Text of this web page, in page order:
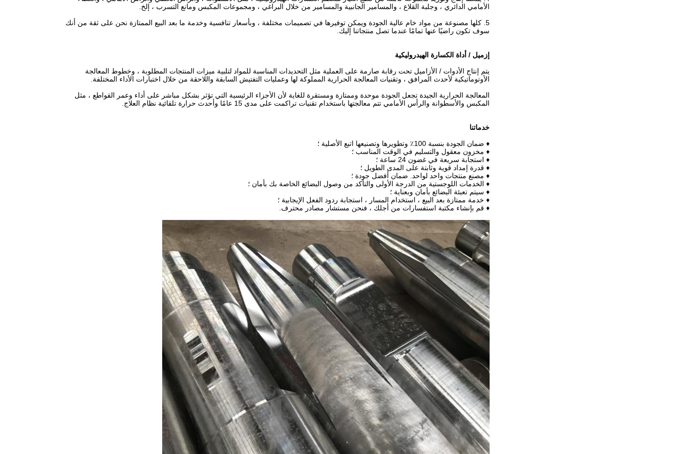
الأمامي الدائري ، وجلبة القلاع ، والمسامير الجانبية والمسامير من خلال البراغي ، ومجموعات المكبس ومانع التسرب ، إلخ.
5. كلها مصنوعة من مواد خام عالية الجودة ويمكن توفيرها في تصميمات مختلفة ، وبأسعار تنافسية وخدمة ما بعد البيع الممتازة نحن على ثقة من أنك
سوف تكون راضيًا عنها تمامًا عندما تصل منتجاتنا إليك.
إزميل / أداة الكسارة الهيدروليكية
يتم إنتاج الأدوات / الأزاميل تحت رقابة صارمة على العملية مثل التحديدات المناسبة للمواد لتلبية ميزات المنتجات المطلوبة ، وخطوط المعالجة
الأوتوماتيكية لأحدث المرافق ، وتقنيات المعالجة الحرارية المملوكة لها وعمليات التفتيش السابقة واللاحقة من خلال اختبارات الأداء المختلفة.
المعالجة الحرارية الجيدة تجعل الجودة موحدة وممتازة ومستقرة للغاية لأن الأجزاء الرئيسية التي تؤثر بشكل مباشر على أداء وعمر القواطع ، مثل
المكبس والأسطوانة والرأس الأمامي تتم معالجتها باستخدام تقنيات تراكمت على مدى 15 عامًا وأحدث حرارة تلقائية نظام العلاج.
خدماتنا
♦ ضمان الجودة بنسبة 100٪ وتطويرها وتصنيعها اتبع الأصلية ؛
♦ مخزون معقول والتسليم في الوقت المناسب ؛
♦ استجابة سريعة في غضون 24 ساعة ؛
♦ قدرة إمداد قوية وثابتة على المدى الطويل ؛
♦ مصنع منتجات واحد لواحد. ضمان أفضل جودة ؛
♦ الخدمات اللوجستية من الدرجة الأولى والتأكد من وصول البضائع الخاصة بك بأمان ؛
♦ سيتم تعبئة البضائع بأمان وبعناية ؛
♦ خدمة ممتازة بعد البيع ، استخدام المسار ، استجابة ردود الفعل الإيجابية ؛
♦ قم بإنشاء مكتبة استفسارات من أجلك ، فنحن مستشار مصادر محترف.